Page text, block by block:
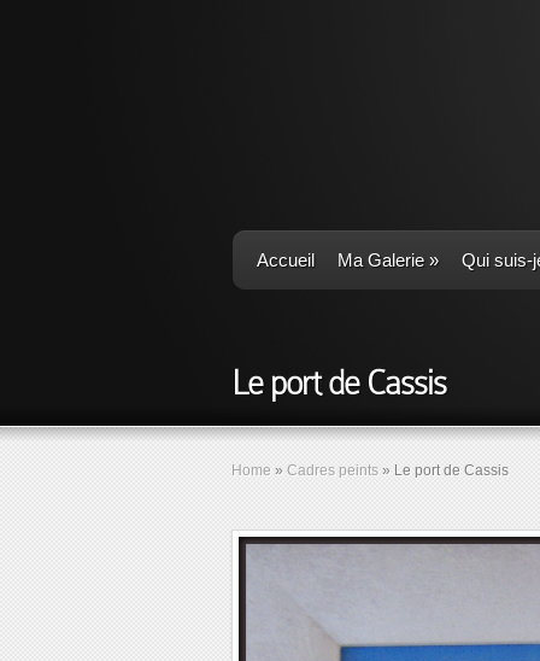
Accueil Ma Galerie» Qui suis-
Le port de Cassis
Home » Cadres peints » Le port de Cassis